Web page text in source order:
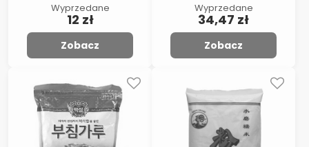
Wyprzedane
12 zł
Zobacz
Wyprzedane
34,47 zł
Zobacz